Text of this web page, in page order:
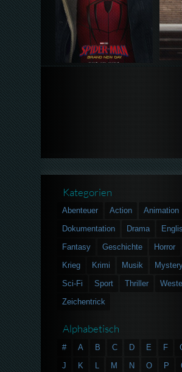
Kategorien
Abenteuer Action Animation
Dokumentation
Drama
Fantasy
Geschichte Horror
Krieg
Krimi Musik
Sci-Fi
Sport Thriller
Zeichentrick
Alphabetisch
# A B C D E F
J
K L M N O P